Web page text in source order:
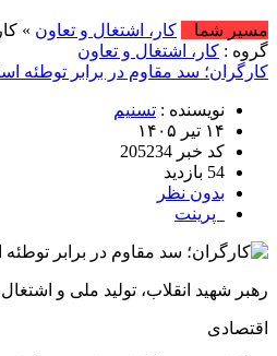
مسیر شما
کار، اشتغال و تعاون »
گروه : کار، اشتغال و تعاون
کارگران؛ سد مقاوم در برابر توطئه
نویسنده : تسنیم
۱۴ تیر ۱۴۰۵
کد خبر 205234
54 بازدید
بدون نظر
پرینت
رهبر شهید انقلاب، تولید ملی و
اقتصادی